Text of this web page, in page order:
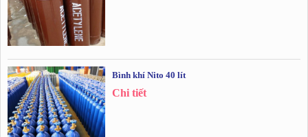
Bình khí Nito 40 lít
Chi tiết